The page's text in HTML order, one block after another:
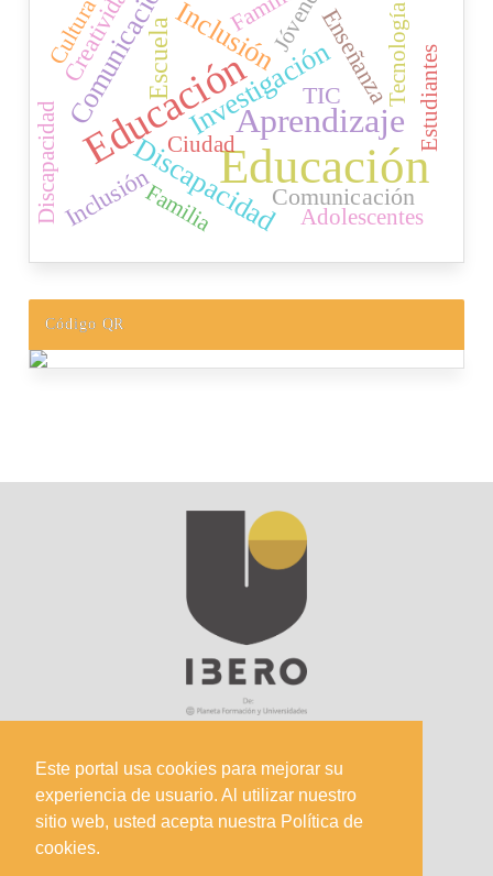
Este portal usa cookies para mejorar su
experiencia de usuario. Al utilizar nuestro
sitio web, usted acepta nuestra Política de
cookies.
Educación
EducaciónAprendizaje
Comunicación
Discapacidad
Investigación
Inclusión
Escuela
Inclusión
Enseñanza
Creatividad
Comunicación
TIC Estudiantes
Cultura Tecnología
Familia
Ciudad
Jóvenes
Discapacidad Adolescentes
Código QR
Sede Principal
Calle 67 #5-27; Bogotá, Colombia.